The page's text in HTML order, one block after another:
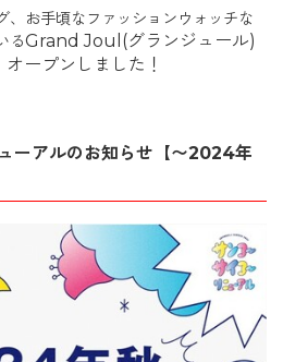
、お手頃なファッションウォッチな
るGrand Joul(グランジュール)
ープンしました！
ーアルのお知らせ【〜2024年